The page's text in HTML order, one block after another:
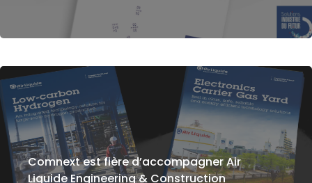
Comnext est fière d’accompagner Air
Liquide Engineering & Construction